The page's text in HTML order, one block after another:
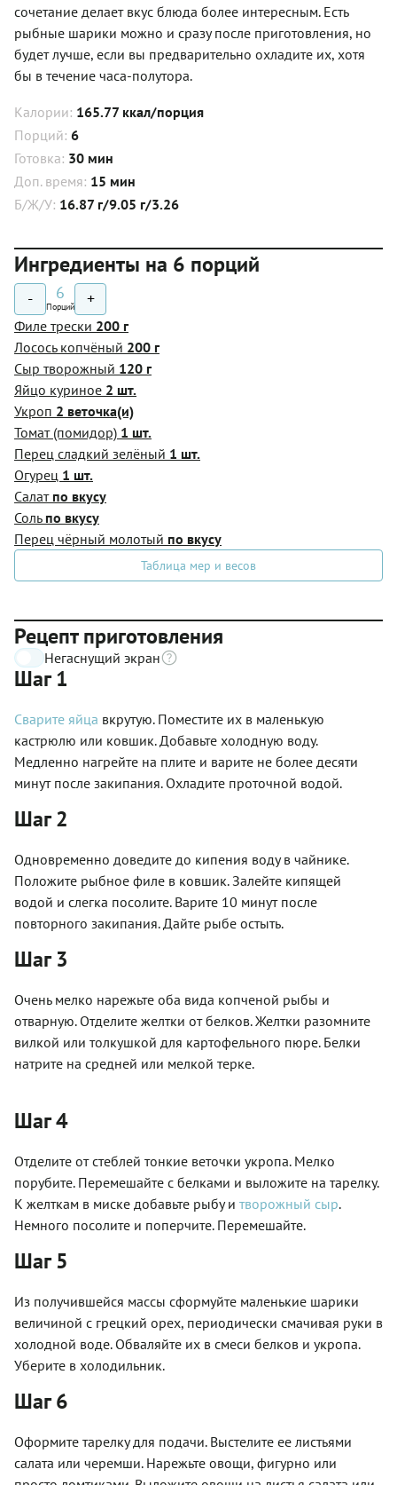
сочетание делает вкус блюда более интересным. Есть
рыбные шарики можно и сразу после приготовления, но
будет лучше, если вы предварительно охладите их, хотя
бы в течение часа-полутора.
Калории: 165.77 ккал/порция
Порций: 6
Готовка: 30 мин
Доп. время: 15 мин
Б/Ж/У: 16.87 г/9.05 г/3.26
Ингредиенты на 6 порций
- 6
Порций +
Филе трески 200 г
Лосось копчёный 200 г
Сыр творожный 120 г
Яйцо куриное 2 шт.
Укроп 2 веточка(и)
Томат (помидор) 1 шт.
Перец сладкий зелёный 1 шт.
Огурец 1 шт.
Салат по вкусу
Соль по вкусу
Перец чёрный молотый по вкусу
Таблица мер и весов
Рецепт приготовления
Негаснущий экран
Шаг 1
Сварите яйца вкрутую. Поместите их в маленькую
кастрюлю или ковшик. Добавьте холодную воду.
Медленно нагрейте на плите и варите не более десяти
минут после закипания. Охладите проточной водой.
Шаг 2
Одновременно доведите до кипения воду в чайнике.
Положите рыбное филе в ковшик. Залейте кипящей
водой и слегка посолите. Варите 10 минут после
повторного закипания. Дайте рыбе остыть.
Шаг 3
Очень мелко нарежьте оба вида копченой рыбы и
отварную. Отделите желтки от белков. Желтки разомните
вилкой или толкушкой для картофельного пюре. Белки
натрите на средней или мелкой терке.
Шаг 4
Отделите от стеблей тонкие веточки укропа. Мелко
порубите. Перемешайте с белками и выложите на тарелку.
К желткам в миске добавьте рыбу и творожный сыр.
Немного посолите и поперчите. Перемешайте.
Шаг 5
Из получившейся массы сформуйте маленькие шарики
величиной с грецкий орех, периодически смачивая руки в
холодной воде. Обваляйте их в смеси белков и укропа.
Уберите в холодильник.
Шаг 6
Оформите тарелку для подачи. Выстелите ее листьями
салата или черемши. Нарежьте овощи, фигурно или